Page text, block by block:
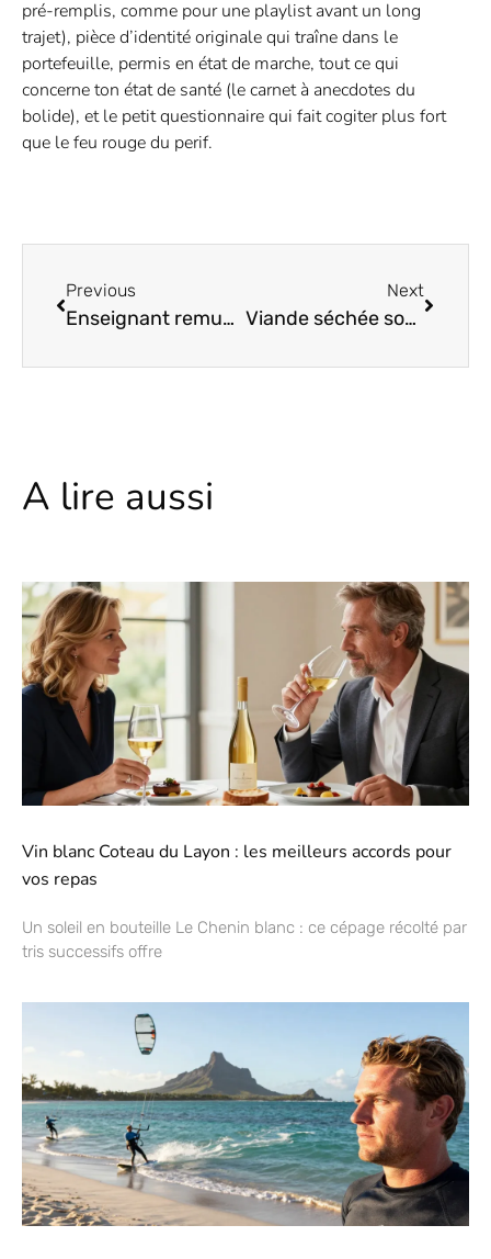
pré-remplis, comme pour une playlist avant un long
trajet), pièce d’identité originale qui traîne dans le
portefeuille, permis en état de marche, tout ce qui
concerne ton état de santé (le carnet à anecdotes du
bolide), et le petit questionnaire qui fait cogiter plus fort
que le feu rouge du perif.
Previous
Enseignant remuneration : les 7 points pour comprendre la grille salariale
Next
Viande séchée sous vide : la méthode sécurisée pour une conservation optimale
A lire aussi
Vin blanc Coteau du Layon : les meilleurs accords pour
vos repas
Un soleil en bouteille Le Chenin blanc : ce cépage récolté par
tris successifs offre